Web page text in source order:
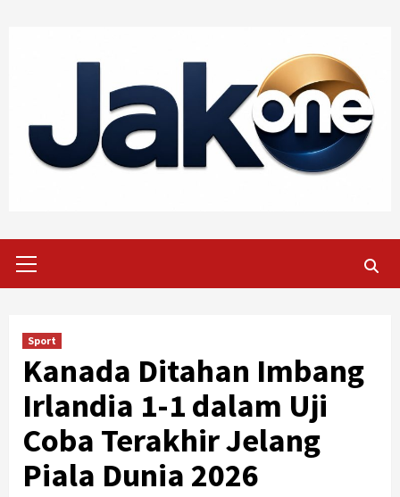
Menu
Sport
Kanada Ditahan Imbang
Irlandia 1-1 dalam Uji
Coba Terakhir Jelang
Piala Dunia 2026